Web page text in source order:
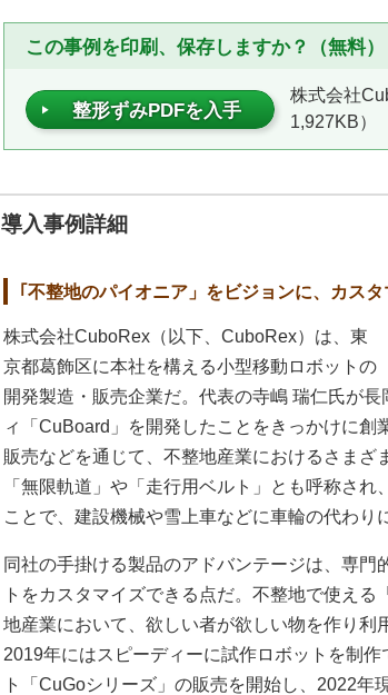
この事例を印刷、保存しますか？（無料
整形ずみPDFを入手
株式会社
1,927KB）
導入事例詳細
｢不整地のパイオニア」をビジョンに、カス
株式会社CuboRex（以下、CuboRex）は、東
京都葛飾区に本社を構える小型移動ロボットの
開発製造・販売企業だ。代表の寺嶋 瑞仁氏が
ィ「CuBoard」を開発したことをきっかけに
販売などを通じて、不整地産業におけるさま
「無限軌道」や「走行用ベルト」とも呼称さ
ことで、建設機械や雪上車などに車輪の代わり
同社の手掛ける製品のアドバンテージは、専
トをカスタマイズできる点だ。不整地で使え
地産業において、欲しい者が欲しい物を作り利
2019年にはスピーディーに試作ロボットを制
ト「CuGoシリーズ」の販売を開始し、2022年